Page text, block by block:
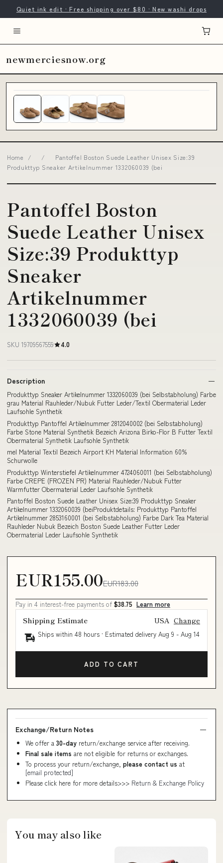
Quiet ink edit · Free shipping over $80 · New washi drops
newmerciesnow.org
Home / /
Pantoffel Boston Suede Leather Unisex Size:39
Produkttyp Sneaker Artikelnummer 1332060039 (bei
Pantoffel Boston
Suede Leather Unisex
Size:39 Produkttyp
Sneaker
Artikelnummer
1332060039 (bei
SKU 19709567559 4.0
Description
Produkttyp Sneaker Artikelnummer 1332060039 (bei Selbstabholung) Farbe
grau Material Rauhleder/Nubuk Futter Leder/Textil Obermaterial Leder
Laufsohle Synthetik
Produkttyp Pantoffel Artikelnummer 2812040002 (bei Selbstabholung)
Farbe Stone Material Synthetik Bezeich Arizona Birko-Flor B Futter Textil
Obermaterial Synthetik Laufsohle Synthetik
mel Material Textil Bezeich Airport KH Material Information 60%
Schurwolle
Produkttyp Winterstiefel Artikelnummer 4724060011 (bei Selbstabholung)
Farbe CREPE (FROZEN PR) Material Rauhleder/Nubuk Futter
Warmfutter Obermaterial Leder Laufsohle Synthetik
Pantoffel Boston Suede Leather Unisex Size:39 Produkttyp Sneaker
Artikelnummer 1332060039 (beiProduktdetails: Produkttyp Pantoffel
Artikelnummer 2853160001 (bei Selbstabholung) Farbe Dark Tea Material
Rauhleder Nubuk Bezeich Boston Suede Leather Futter Leder
Obermaterial Leder Laufsohle Synthetik
EUR155.00EUR183.00
Pay in 4 interest-free payments of $38.75 Learn more
Shipping Estimate USA Change
Ships within 48 hours · Estimated delivery Aug 9 - Aug 14
ADD TO CART
Exchange/Return Notes
We offer a 30-day return/exchange service after receiving.
Final sale items are not eligible for returns or exchanges.
To process your return/exchange, please contact us at
[email protected]
Please click here for more details>>> Return & Exchange Policy
You may also like